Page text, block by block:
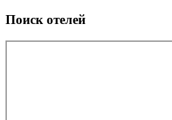
Поиск отелей